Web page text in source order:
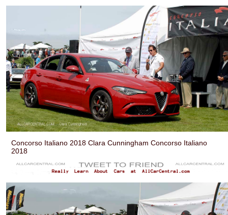
Concorso Italiano 2018 Clara Cunningham Concorso Italiano
2018